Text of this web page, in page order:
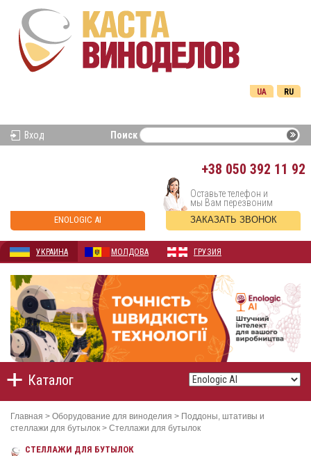
RU
UA
Вход Поиск
+38 050 392 11 92
ENOLOGIC AI
Оставьте телефон и
мы Вам перезвоним
ЗАКАЗАТЬ ЗВОНОК
УКРАИНА МОЛДОВА ГРУЗИЯ
Каталог
Главная > Оборудование для виноделия > Поддоны, штативы и
стеллажи для бутылок > Стеллажи для бутылок
СТЕЛЛАЖИ ДЛЯ БУТЫЛОК